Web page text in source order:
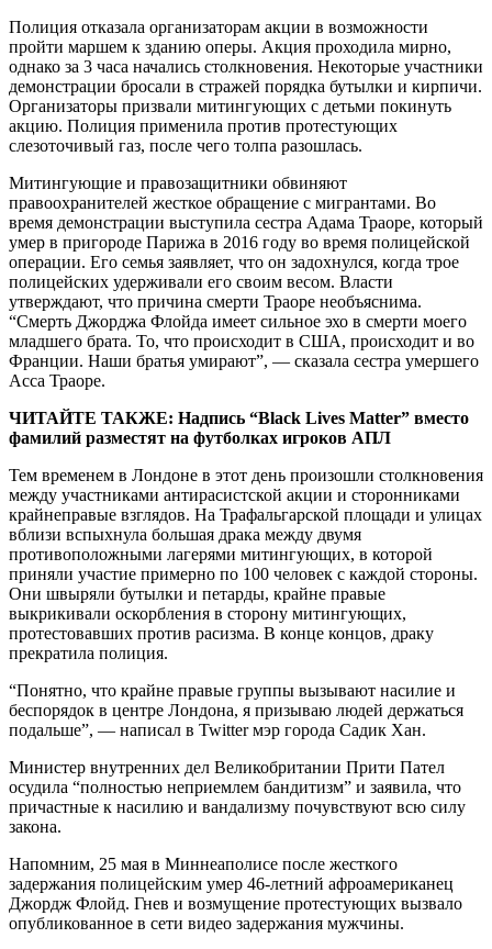
Полиция отказала организаторам акции в возможности
пройти маршем к зданию оперы. Акция проходила мирно,
однако за 3 часа начались столкновения. Некоторые участники
демонстрации бросали в стражей порядка бутылки и кирпичи.
Организаторы призвали митингующих с детьми покинуть
акцию. Полиция применила против протестующих
слезоточивый газ, после чего толпа разошлась.
Митингующие и правозащитники обвиняют
правоохранителей жесткое обращение с мигрантами. Во
время демонстрации выступила сестра Адама Траоре, который
умер в пригороде Парижа в 2016 году во время полицейской
операции. Его семья заявляет, что он задохнулся, когда трое
полицейских удерживали его своим весом. Власти
утверждают, что причина смерти Траоре необъяснима.
“Смерть Джорджа Флойда имеет сильное эхо в смерти моего
младшего брата. То, что происходит в США, происходит и во
Франции. Наши братья умирают”, — сказала сестра умершего
Асса Траоре.
ЧИТАЙТЕ ТАКЖЕ: Надпись “Black Lives Matter” вместо
фамилий разместят на футболках игроков АПЛ
Тем временем в Лондоне в этот день произошли столкновения
между участниками антирасистской акции и сторонниками
крайнеправые взглядов. На Трафальгарской площади и улицах
вблизи вспыхнула большая драка между двумя
противоположными лагерями митингующих, в которой
приняли участие примерно по 100 человек с каждой стороны.
Они швыряли бутылки и петарды, крайне правые
выкрикивали оскорбления в сторону митингующих,
протестовавших против расизма. В конце концов, драку
прекратила полиция.
“Понятно, что крайне правые группы вызывают насилие и
беспорядок в центре Лондона, я призываю людей держаться
подальше”, — написал в Twitter мэр города Садик Хан.
Министер внутренних дел Великобритании Прити Пател
осудила “полностью неприемлем бандитизм” и заявила, что
причастные к насилию и вандализму почувствуют всю силу
закона.
Напомним, 25 мая в Миннеаполисе после жесткого
задержания полицейским умер 46-летний афроамериканец
Джордж Флойд. Гнев и возмущение протестующих вызвало
опубликованное в сети видео задержания мужчины.